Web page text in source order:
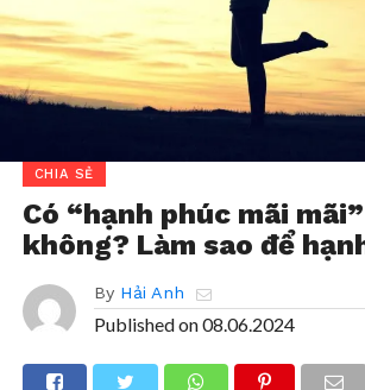
CHIA SẺ
Có “hạnh phúc mãi
không? Làm sao để
By Hải Anh
Published on08.06.2024